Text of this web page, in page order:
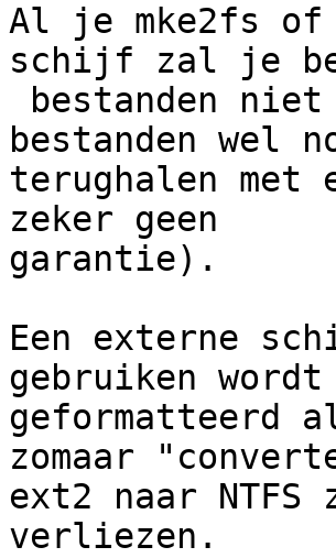
Al je mke2fs of
schijf zal je
bestanden wel
terughalen met
zeker geen
garantie).
Een externe
gebruiken
geformatteerd
zomaar
ext2 naar NTFS
verliezen.